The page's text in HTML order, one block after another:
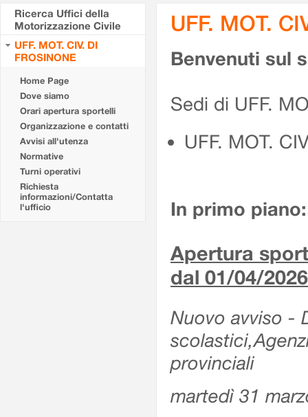
Ricerca Uffici della
Motorizzazione Civile
UFF. MOT. CIV. DI
FROSINONE
Home Page
Dove siamo
Orari apertura sportelli
Organizzazione e contatti
Avvisi all'utenza
Normative
Turni operativi
Richiesta
informazioni/Contatta
l'ufficio
UFF. MOT.
Benvenuti sul
Sedi di UFF.
UFF. MOT.
In primo piano:
Apertura
dal 01/04/2026
Nuovo avviso -
provinciali
martedì 31